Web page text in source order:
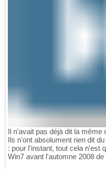
Il n'avait pas déjà dit la même
Ils n'ont absolument rien dit
: pour l'instant, tout cela n'est
Win7 avant l'automne 2008